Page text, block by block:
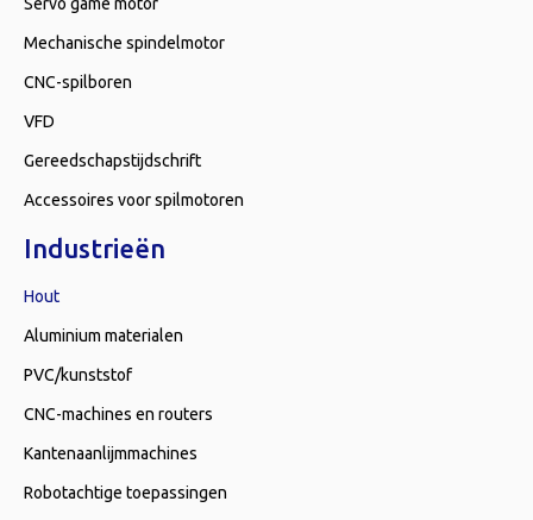
Mechanische spindelmotor
CNC-spilboren
VFD
Gereedschapstijdschrift
Accessoires voor spilmotoren
Industrieën
Hout
Aluminium materialen
PVC/kunststof
CNC-machines en routers
Kantenaanlijmmachines
Robotachtige toepassingen